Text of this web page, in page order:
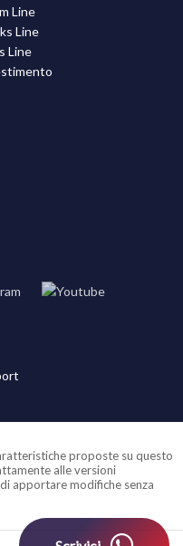
Line
Line
Line
proposte su questo
alle versioni
apportare modifiche senza